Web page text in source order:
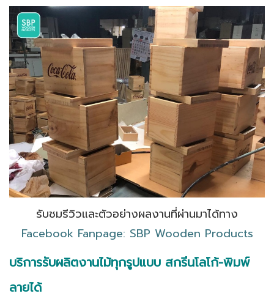
รับชมรีวิวและตัวอย่างผลงานที่ผ่านมาได้ทาง
Facebook Fanpage: SBP Wooden Products
บริการรับผลิตงานไม้ทุกรูปแบบ สกรีนโลโก้-พิมพ์
ลายได้